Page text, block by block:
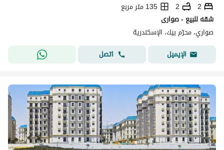
2
2
135 متر مربع
شقه للبيع - صوارى
صواري، محرّم بيك، الإسكندرية
الإيميل
اتصل